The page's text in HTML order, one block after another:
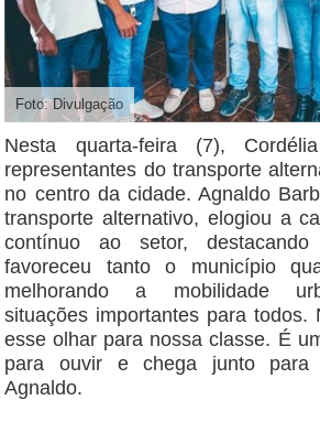
Foto: Divulgação
Nesta quarta-feira (7),
representantes do transporte
no centro da cidade. Agnaldo
transporte alternativo, elogiou a
contínuo ao setor,
favoreceu tanto o município
melhorando a mobilidade
situações importantes para todos.
esse olhar para nossa classe. É
para ouvir e chega junto para
Agnaldo.